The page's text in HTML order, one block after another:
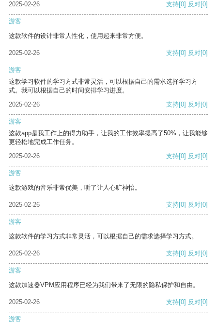
2025-02-26
支持[0] 反对[0]
游客
这款软件的设计非常人性化，使用起来非常方便。
2025-02-26 支持[0] 反对[0]
游客
这款学习软件的学习方式非常灵活，可以根据自己的需求选择学习方
式。我可以根据自己的时间安排学习进度。
2025-02-26
支持[0] 反对[0]
游客
这款app是我工作上的得力助手，让我的工作效率提高了50%，让我能够
更轻松地完成工作任务。
2025-02-26
支持[0] 反对[0]
游客
这款游戏的音乐非常优美，听了让人心旷神怡。
2025-02-26 支持[0] 反对[0]
游客
这款软件的学习方式非常灵活，可以根据自己的需求选择学习方式。
2025-02-26 支持[0] 反对[0]
游客
这款加速器VPM应用程序已经为我们带来了无限的隐私保护和自由。
2025-02-26 支持[0] 反对[0]
游客